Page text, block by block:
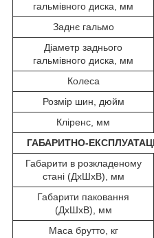
гальмівного диска, мм
Заднє гальмо
Діаметр заднього
гальмівного диска, мм
Колеса
Розмір шин, дюйм
Кліренс, мм
ГАБАРИТНО-
Габарити в розкладеному
стані (ДхШхВ), мм
Габарити паковання
(ДхШхВ), мм
Маса брутто, кг